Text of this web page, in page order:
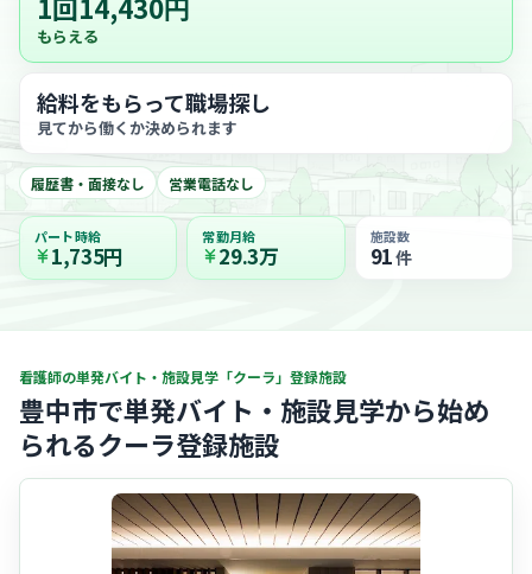
もらえる
給料をもらって職場探し
見てから働くか決められます
履歴書・面接なし 営業電話なし
パート時給
1,735円
常勤月給
29.3万
施設数
91件
看護師の単発バイト・施設見学「クーラ」登録施設
豊中市で単発バイト・施設見学から始め
られるクーラ登録施設